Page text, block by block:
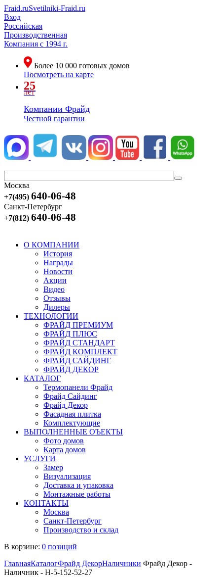
Fraid.ruSvetilniki-Fraid.ru
Вход
Российская
Производственная
Компания с 1994 г.
Более 10 000 готовых домов
Посмотреть на карте
25
лет
Компании Фрайд
Честной гарантии
Москва
+7(495) 640-06-48
Санкт-Петербург
+7(812) 640-06-48
О КОМПАНИИ
История
Награды
Новости
Акции
Видео
Отзывы
Дилеры
ТЕХНОЛОГИИ
ФРАЙД ПРЕМИУМ
ФРАЙД ПЛЮС
ФРАЙД СТАНДАРТ
ФРАЙД КОМПЛЕКТ
ФРАЙД САЙДИНГ
ФРАЙД ДЕКОР
КАТАЛОГ
Термопанели Фрайд
Фрайд Сайдинг
Фрайд Декор
Фасадная плитка
Комплектующие
ВЫПОЛНЕННЫЕ ОЪЕКТЫ
Фото домов
Карта домов
УСЛУГИ
Замер
Визуализация
Доставка и упаковка
Монтажные работы
КОНТАКТЫ
Москва
Санкт-Петербург
Производство и склад
В корзине: 0 позиций
ГлавнаяКаталогФрайд ДекорНаличники Фрайд Декор -
Наличник - Н-5-152-52-27